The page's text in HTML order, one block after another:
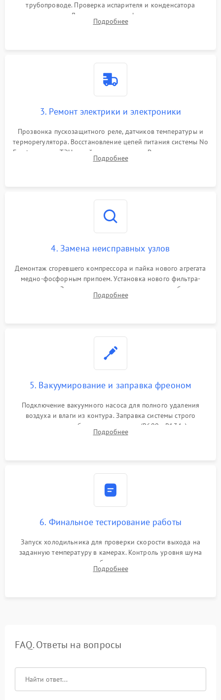
трубопроводе. Проверка испарителя и конденсатора
течеискателем. Демонтаж старого фильтра-осушителя и
продувка капиллярной трубки для устранения засоров.
Подробнее
3. Ремонт электрики и электроники
Прозвонка пускозащитного реле, датчиков температуры и
терморегулятора. Восстановление цепей питания системы No
Frost, включая ТЭН оттайки и вентилятор. Ремонт или замена
платы управления при сбоях алгоритмов.
Подробнее
4. Замена неисправных узлов
Демонтаж сгоревшего компрессора и пайка нового агрегата
медно-фосфорным припоем. Установка нового фильтра-
осушителя. Замена изношенных вентиляторов обдува,
сломанных заслонок или поврежденных дверных петель.
Подробнее
5. Вакуумирование и заправка фреоном
Подключение вакуумного насоса для полного удаления
воздуха и влаги из контура. Заправка системы строго
дозированным объемом хладагента (R600a, R134a) по
электронным весам. Контроль рабочего давления в системе.
Подробнее
6. Финальное тестирование работы
Запуск холодильника для проверки скорости выхода на
заданную температуру в камерах. Контроль уровня шума
компрессора, отсутствия обмерзания стенок и корректного
срабатывания системы автоматической оттайки.
Подробнее
FAQ. Ответы на вопросы